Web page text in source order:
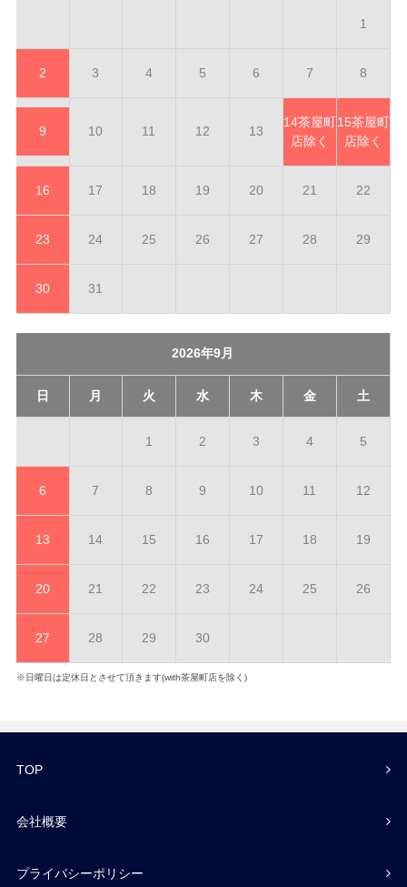
1
2 3 4 5 6 7 8
9 10 11 12 13
14茶屋町
店除く
15茶屋町
店除く
16 17 18 19 20 21 22
23 24 25 26 27 28 29
30 31
2026年9月
日 月 火 水 木 金 土
1 2 3 4 5
6 7 8 9 10 11 12
13 14 15 16 17 18 19
20 21 22 23 24 25 26
27 28 29 30
※日曜日は定休日とさせて頂きます(with茶屋町店を除く)
TOP
会社概要
プライバシーポリシー